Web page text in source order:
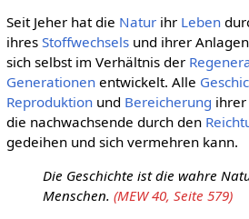
Seit Jeher hat die Naturihr Leben
ihres Stoffwechselsund ihrer
sich selbst im Verhältnis der
Generationenentwickelt. Alle
Reproduktionund Bereicherung ihrer
die nachwachsende durch den
gedeihen und sich vermehren kann.
Die Geschichte ist die wahre
Menschen. (MEW 40, Seite 579)